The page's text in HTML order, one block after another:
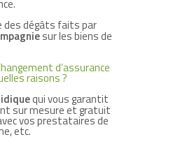
des dégâts faits par
sur les biens de
d’assurance
raisons ?
qui vous garantit
sur mesure et gratuit
vos prestataires de
etc.